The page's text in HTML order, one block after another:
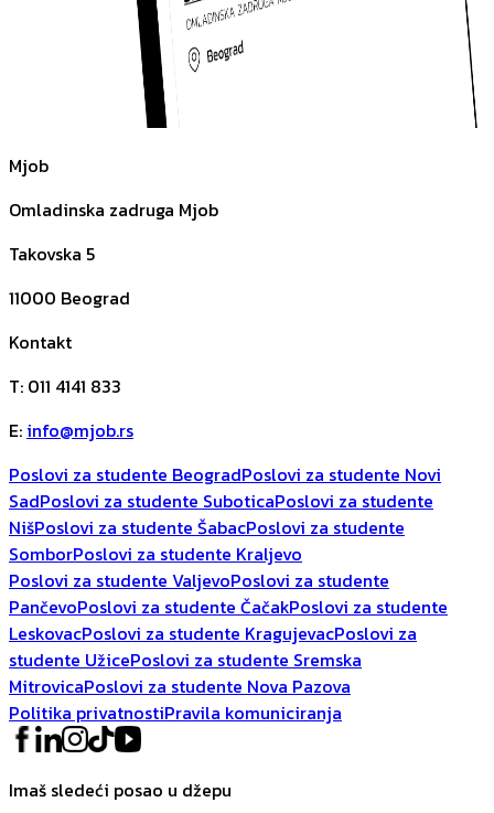
Mjob
Omladinska zadruga Mjob
Takovska 5
11000 Beograd
Kontakt
T: 011 4141 833
E: info@mjob.rs
Poslovi za studente BeogradPoslovi za studente Novi
SadPoslovi za studente SuboticaPoslovi za studente
NišPoslovi za studente ŠabacPoslovi za studente
SomborPoslovi za studente Kraljevo
Poslovi za studente ValjevoPoslovi za studente
PančevoPoslovi za studente ČačakPoslovi za studente
LeskovacPoslovi za studente KragujevacPoslovi za
studente UžicePoslovi za studente Sremska
MitrovicaPoslovi za studente Nova Pazova
Politika privatnostiPravila komuniciranja
Imaš sledeći posao u džepu